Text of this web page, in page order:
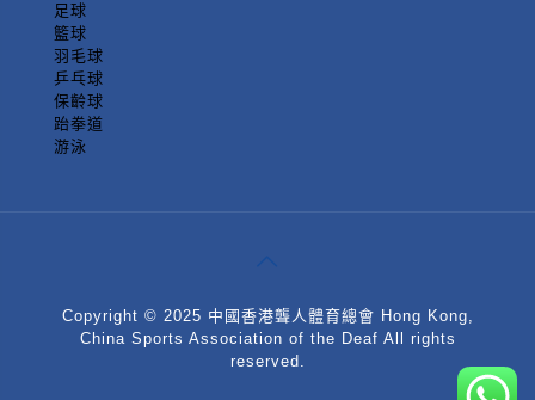
足球
籃球
羽毛球
乒乓球
保齡球
跆拳道
游泳
Copyright © 2025 中國香港聾人體育總會 Hong Kong,
China Sports Association of the Deaf All rights
reserved.